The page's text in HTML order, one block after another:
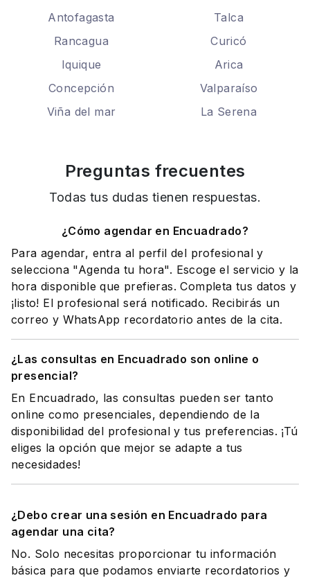
Antofagasta
Talca
Rancagua
Curicó
Iquique
Arica
Concepción
Valparaíso
Viña del mar
La Serena
Preguntas frecuentes
Todas tus dudas tienen respuestas.
¿Cómo agendar en Encuadrado?
Para agendar, entra al perfil del profesional y
selecciona "Agenda tu hora". Escoge el servicio y la
hora disponible que prefieras. Completa tus datos y
¡listo! El profesional será notificado. Recibirás un
correo y WhatsApp recordatorio antes de la cita.
¿Las consultas en Encuadrado son online o
presencial?
En Encuadrado, las consultas pueden ser tanto
online como presenciales, dependiendo de la
disponibilidad del profesional y tus preferencias. ¡Tú
eliges la opción que mejor se adapte a tus
necesidades!
¿Debo crear una sesión en Encuadrado para
agendar una cita?
No. Solo necesitas proporcionar tu información
básica para que podamos enviarte recordatorios y